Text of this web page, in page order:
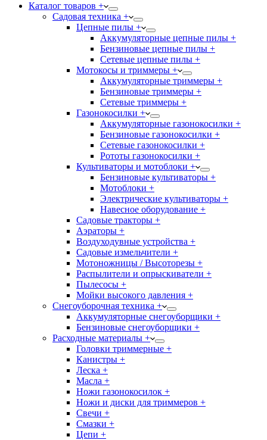
Каталог товаров +
Садовая техника +
Цепные пилы +
Аккумуляторные цепные пилы +
Бензиновые цепные пилы +
Сетевые цепные пилы +
Мотокосы и триммеры +
Аккумуляторные триммеры +
Бензиновые триммеры +
Сетевые триммеры +
Газонокосилки +
Аккумуляторные газонокосилки +
Бензиновые газонокосилки +
Сетевые газонокосилки +
Рототы газонокосилки +
Культиваторы и мотоблоки +
Бензиновые культиваторы +
Мотоблоки +
Электрические культиваторы +
Навесное оборудование +
Садовые тракторы +
Аэраторы +
Воздуходувные устройства +
Садовые измельчители +
Мотоножницы / Высоторезы +
Распылители и опрыскиватели +
Пылесосы +
Мойки высокого давления +
Снегоуборочная техника +
Аккумуляторные снегоуборщики +
Бензиновые снегоуборщики +
Расходные материалы +
Головки триммерные +
Канистры +
Леска +
Масла +
Ножи газонокосилок +
Ножи и диски для триммеров +
Свечи +
Смазки +
Цепи +